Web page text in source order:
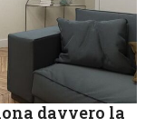
davvero la